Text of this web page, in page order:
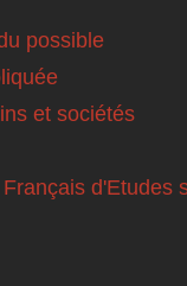
possible
et sociétés
d'Etudes